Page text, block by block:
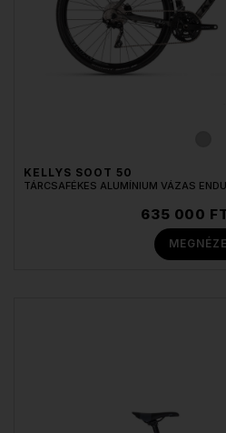
KELLYS SOOT 50
TÁRCSAFÉKES ALUMÍNIUM VÁZAS
635 000